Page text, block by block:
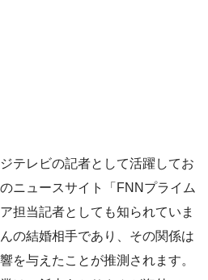
テレビの記者として活躍してお
ニュースサイト「FNNプライム
担当記者としても知られていま
の結婚相手であり、その関係は
を与えたことが推測されます。